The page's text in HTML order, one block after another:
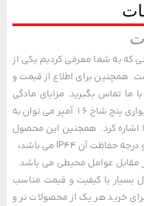
محصولی که به شما معرفی کردیم یکی از
برای اطلاع از قیمت و
شاخ 16 آمپر با ما تماس بگیرید. مزایای مادگی
دیواری از مزیت ها و مشخصات مادگی دیواری پنج شاخ 16 آمپر می توان به
کرد. همجنین این محصول
دارای استاندارد IEC 60309-1/2 بوده و درجه حفاظت آن IP44 می باشد،
عوامل محیطی می باشد.
با کیفیت و قیمت مناسب
هر یک از محصولات نر و